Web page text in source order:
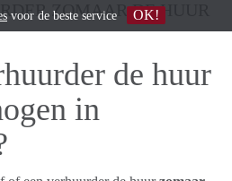
ZOMAAR DE HUUR
de huur
in
voor de beste service OK!